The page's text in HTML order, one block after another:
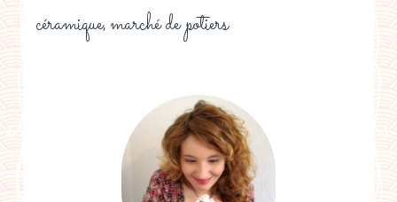
céramique, marché de potiers